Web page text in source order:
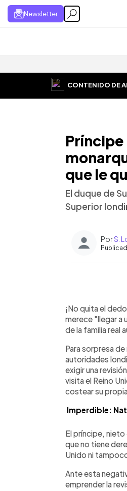
Newsletter
CONTENIDO DE
Príncipe
que le
El duque de
Superior
PorS.
►
¡No quita el
merece "llegar a
de la familia real
Para sorpresa
autoridades
exigir una
visita el Reino
costear su
Imperdible:
El príncipe, nieto
que no tiene
Unido ni
Ante esta
emprender la